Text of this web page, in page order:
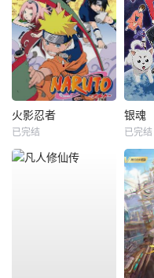
火影忍者
已完结
银魂
已完结